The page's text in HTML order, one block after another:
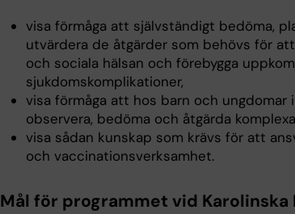
visa förmåga att självständigt bedöma,
utvärdera de åtgärder som behövs för
och sociala hälsan och förebygga
sjukdomskomplikationer,
visa förmåga att hos barn och
observera, bedöma och åtgärda
visa sådan kunskap som krävs för att
och vaccinationsverksamhet.
Mål för programmet vid